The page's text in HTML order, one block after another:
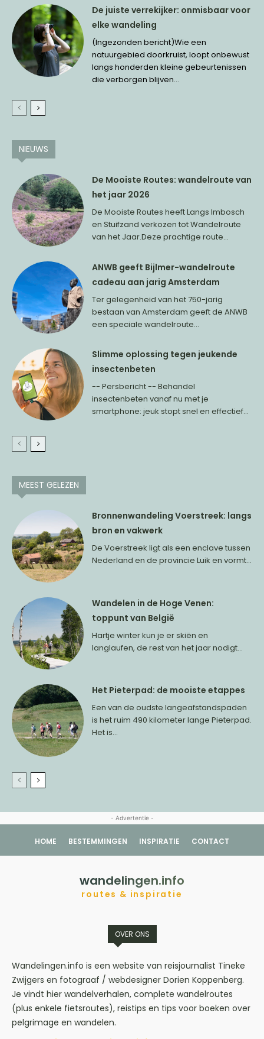
De juiste verrekijker: onmisbaar voor
elke wandeling
(Ingezonden bericht)Wie een
natuurgebied doorkruist, loopt onbewust
langs honderden kleine gebeurtenissen
die verborgen blijven...
NIEUWS
De Mooiste Routes: wandelroute van
het jaar 2026
De Mooiste Routes heeft Langs Imbosch
en Stuifzand verkozen tot Wandelroute
van het Jaar.Deze prachtige route...
ANWB geeft Bijlmer-wandelroute
cadeau aan jarig Amsterdam
Ter gelegenheid van het 750-jarig
bestaan van Amsterdam geeft de ANWB
een speciale wandelroute...
Slimme oplossing tegen jeukende
insectenbeten
-- Persbericht -- Behandel
insectenbeten vanaf nu met je
smartphone: jeuk stopt snel en effectief...
MEEST GELEZEN
Bronnenwandeling Voerstreek: langs
bron en vakwerk
De Voerstreek ligt als een enclave tussen
Nederland en de provincie Luik en vormt...
Wandelen in de Hoge Venen:
toppunt van België
Hartje winter kun je er skiën en
langlaufen, de rest van het jaar nodigt...
Het Pieterpad: de mooiste etappes
Een van de oudste langeafstandspaden
is het ruim 490 kilometer lange Pieterpad.
Het is...
- Advertentie -
HOME BESTEMMINGEN INSPIRATIE CONTACT
wandelingen.info
routes & inspiratie
OVER ONS
Wandelingen.info is een website van reisjournalist Tineke
Zwijgers en fotograaf / webdesigner Dorien Koppenberg.
Je vindt hier wandelverhalen, complete wandelroutes
(plus enkele fietsroutes), reistips en tips voor boeken over
pelgrimage en wandelen.